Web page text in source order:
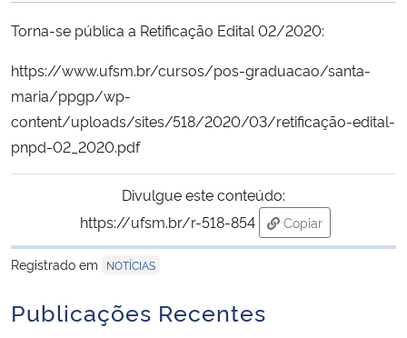
Ministério da Ciência, Tecnologia, Inovações e Comunicações
Ministério do Meio Ambiente
Ministério do Turismo
Ministério do Desenvolvimento Regional
Controladoria-Geral da União
Ministério da Mulher, da Família e dos Direitos Humanos
Secretaria-Geral
Torna-se pública a Retificação Edital 02/2020:
https://www.ufsm.br/cursos/pos-graduacao/santa-
maria/ppgp/wp-
content/uploads/sites/518/2020/03/retificação-edital-
pnpd-02_2020.pdf
Divulgue este conteúdo:
https://ufsm.br/r-518-854
Copiar
para área de
Registrado em
NOTÍCIAS
Publicações Recentes